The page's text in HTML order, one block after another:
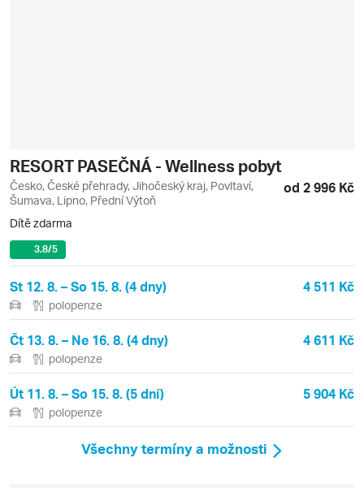
RESORT PASEČNÁ - Wellness pobyt
Česko, České přehrady, Jihočeský kraj, Povltaví,
Šumava, Lipno, Přední Výtoň
od 2 996 Kč
Dítě zdarma
3.8/5
St 12. 8. – So 15. 8. (4 dny) 4 511 Kč
polopenze
Čt 13. 8. – Ne 16. 8. (4 dny) 4 611 Kč
polopenze
Út 11. 8. – So 15. 8. (5 dní) 5 904 Kč
polopenze
Všechny termíny a možnosti